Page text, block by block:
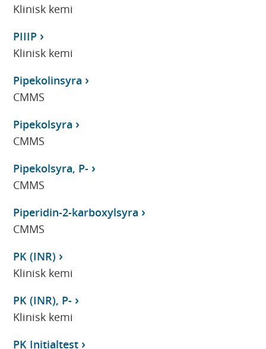
Klinisk kemi
PIIIP
Klinisk kemi
Pipekolinsyra
CMMS
Pipekolsyra
CMMS
Pipekolsyra, P-
CMMS
Piperidin-2-karboxylsyra
CMMS
PK (INR)
Klinisk kemi
PK (INR), P-
Klinisk kemi
PK Initialtest